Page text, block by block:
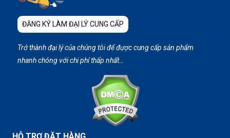
ĐĂNG KÝ LÀM ĐẠI LÝ CUNG CẤP
Trở thành đại lý của chúng tôi để được cung cấp sản phẩm
nhanh chóng với chi phí thấp nhất…
HỖ TRỢ ĐẶT HÀNG